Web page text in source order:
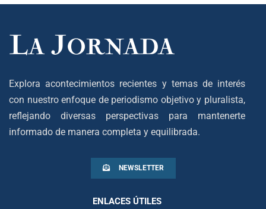
Explora acontecimientos recientes y temas de interés
con nuestro enfoque de periodismo objetivo y pluralista,
reflejando diversas perspectivas para mantenerte
informado de manera completa y equilibrada.
NEWSLETTER
ENLACES ÚTILES